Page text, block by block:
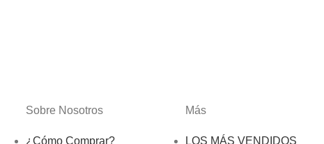
Sobre Nosotros
¿Cómo Comprar?
Más
LOS MÁS VENDIDOS